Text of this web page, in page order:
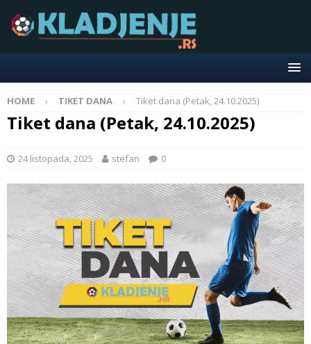
HOME TIKET DANA Tiket dana (Petak, 24.10.2025)
Tiket dana (Petak, 24.10.2025)
24 listopada, 2025 stefan 0